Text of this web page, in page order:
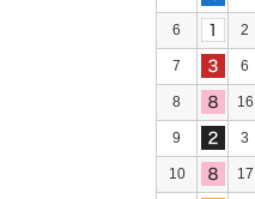
6 2
7 6
8 16
9 3
10 17